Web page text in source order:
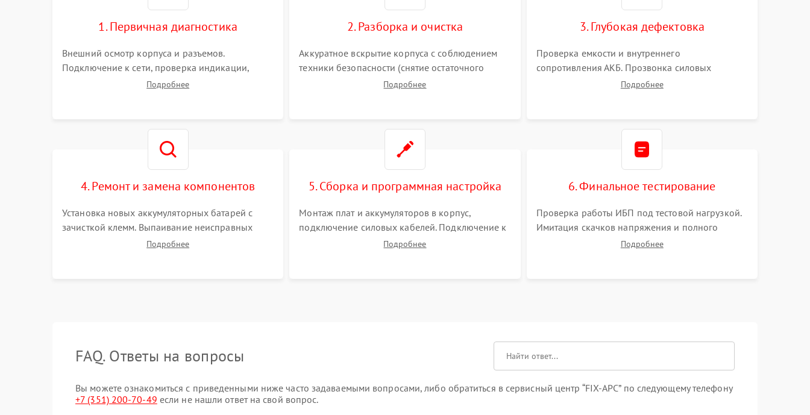
1. Первичная диагностика
Внешний осмотр корпуса и разъемов.
Подключение к сети, проверка индикации,
звуковых сигналов и кодов ошибок. Измерение
Подробнее
2. Разборка и очистка
Аккуратное вскрытие корпуса с соблюдением
техники безопасности (снятие остаточного
заряда). Очистка плат, радиаторов и кулеров от
Подробнее
3. Глубокая дефектовка
Проверка емкости и внутреннего
сопротивления АКБ. Прозвонка силовых
транзисторов инвертора, диодов, реле
Подробнее
4. Ремонт и замена компонентов
Установка новых аккумуляторных батарей с
зачисткой клемм. Выпаивание неисправных
элементов инвертора или цепи зарядки и
Подробнее
5. Сборка и программная настройка
Монтаж плат и аккумуляторов в корпус,
подключение силовых кабелей. Подключение к
ПК для программной калибровки констант
Подробнее
6. Финальное тестирование
Проверка работы ИБП под тестовой нагрузкой.
Имитация скачков напряжения и полного
отключения сети. Контроль времени автономной
Подробнее
FAQ. Ответы на вопросы
Вы можете ознакомиться с приведенными ниже часто задаваемыми вопросами, либо обратиться в сервисный центр “FIX-APC” по следующему телефону
+7 (351) 200-70-49 если не нашли ответ на свой вопрос.